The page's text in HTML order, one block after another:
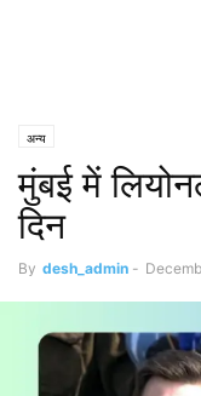
अन्य
मुंबई में
दिन
By desh_admin -